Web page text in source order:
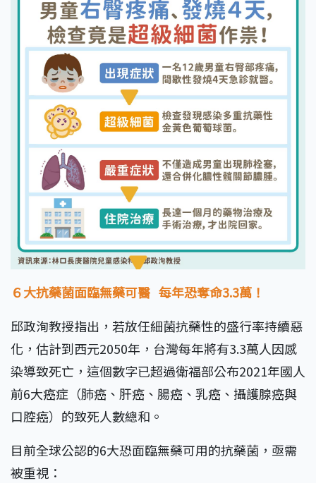
６大抗藥菌面臨無藥可醫 每年恐奪命3.3萬！
邱政洵教授指出，若放任細菌抗藥性的盛行率持續惡
化，估計到西元2050年，台灣每年將有3.3萬人因感
染導致死亡，這個數字已超過衛福部公布2021年國人
前6大癌症（肺癌、肝癌、腸癌、乳癌、攝護腺癌與
口腔癌）的致死人數總和。
目前全球公認的6大恐面臨無藥可用的抗藥菌，亟需
被重視：